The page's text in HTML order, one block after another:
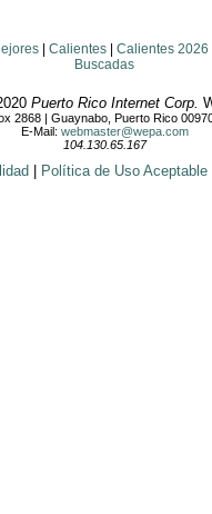
| Calientes| Calientes 2026
Buscadas
Puerto Rico Internet Corp.
2868 | Guaynabo, Puerto Rico
E-Mail: webmaster@wepa.com
104.130.65.167
Política de Uso Aceptable